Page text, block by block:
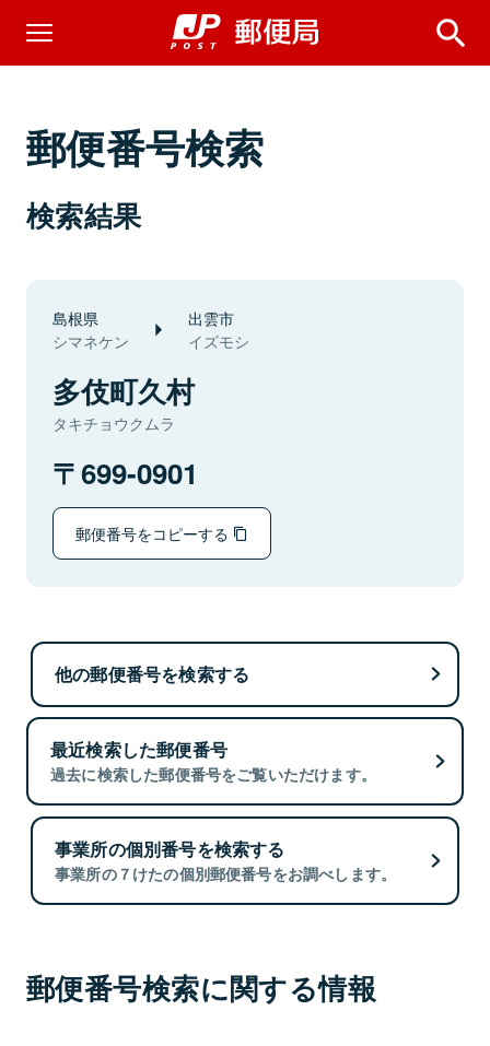
郵便番号検索
検索結果
島根県
シマネケン
出雲市
イズモシ
多伎町久村
タキチョウクムラ
699-0901
郵便番号をコピーする
他の郵便番号を検索する
最近検索した郵便番号
過去に検索した郵便番号をご覧いただけます。
事業所の個別番号を検索する
事業所の７けたの個別郵便番号をお調べします。
郵便番号検索に関する情報